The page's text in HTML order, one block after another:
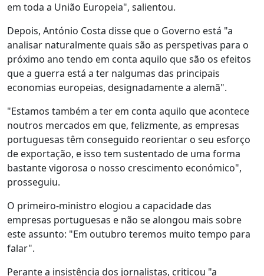
em toda a União Europeia", salientou.
Depois, António Costa disse que o Governo está "a
analisar naturalmente quais são as perspetivas para o
próximo ano tendo em conta aquilo que são os efeitos
que a guerra está a ter nalgumas das principais
economias europeias, designadamente a alemã".
"Estamos também a ter em conta aquilo que acontece
noutros mercados em que, felizmente, as empresas
portuguesas têm conseguido reorientar o seu esforço
de exportação, e isso tem sustentado de uma forma
bastante vigorosa o nosso crescimento económico",
prosseguiu.
O primeiro-ministro elogiou a capacidade das
empresas portuguesas e não se alongou mais sobre
este assunto: "Em outubro teremos muito tempo para
falar".
Perante a insistência dos jornalistas, criticou "a